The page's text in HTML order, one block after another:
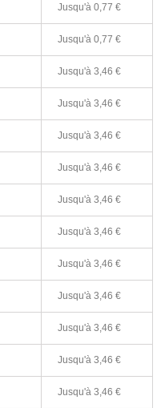
Jusqu'à 0,77 €
Jusqu'à 0,77 €
Jusqu'à 3,46 €
Jusqu'à 3,46 €
Jusqu'à 3,46 €
Jusqu'à 3,46 €
Jusqu'à 3,46 €
Jusqu'à 3,46 €
Jusqu'à 3,46 €
Jusqu'à 3,46 €
Jusqu'à 3,46 €
Jusqu'à 3,46 €
Jusqu'à 3,46 €